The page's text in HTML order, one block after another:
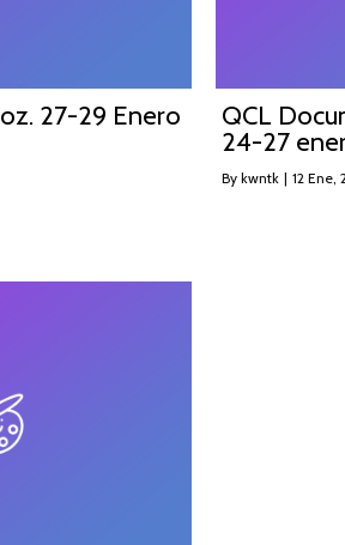
27-29 Enero
QCL
24-27
By kwntk | 12 Ene,